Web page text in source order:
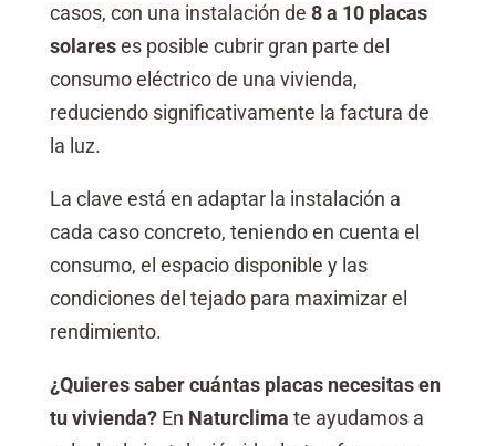
casos, con una instalación de 8 a 10 placas
solareses posible cubrir gran parte del
consumo eléctrico de una vivienda,
reduciendo significativamente la factura de
la luz.
La clave está en adaptar la instalación a
cada caso concreto, teniendo en cuenta el
consumo, el espacio disponible y las
condiciones del tejado para maximizar el
rendimiento.
¿Quieres saber cuántas placas necesitas en
tu vivienda?En Naturclima te ayudamos a